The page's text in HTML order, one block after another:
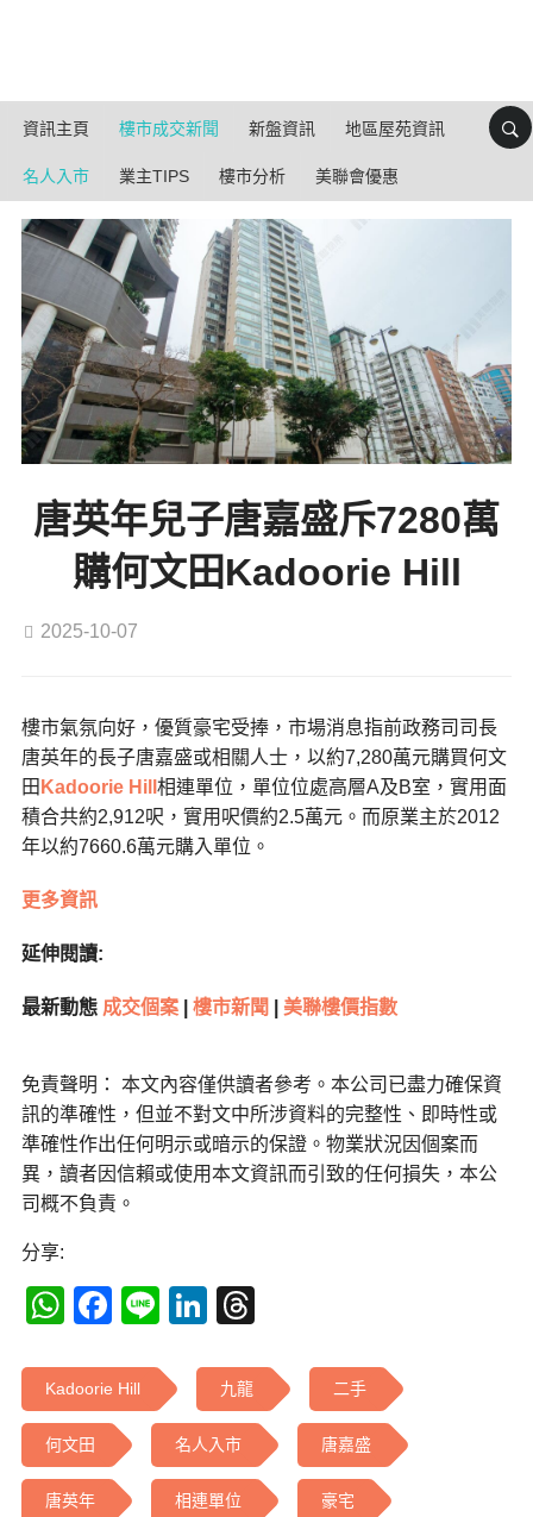
資訊主頁 樓市成交新聞 新盤資訊 地區屋苑資訊
名人入市 業主TIPS 樓市分析 美聯會優惠
唐英年兒子唐嘉盛斥7280萬
購何文田Kadoorie Hill
2025-10-07
樓市氣氛向好，優質豪宅受捧，市場消息指前政務司司長
唐英年的長子唐嘉盛或相關人士，以約7,280萬元購買何文
田 Kadoorie Hill 相連單位，單位位處高層A及B室，實用面
積合共約2,912呎，實用呎價約2.5萬元。而原業主於2012
年以約7660.6萬元購入單位。
更多資訊
延伸閱讀:
最新動態 成交個案 樓市新聞 美聯樓價指數
免責聲明： 本文內容僅供讀者參考。本公司已盡力確保資
訊的準確性，但並不對文中所涉資料的完整性、即時性或
準確性作出任何明示或暗示的保證。物業狀況因個案而
異，讀者因信賴或使用本文資訊而引致的任何損失，本公
司概不負責。
分享:
WhatsApp
Facebook
LineLinkedIn
Kadoorie Hill 九龍 二手
何文田 名人入市 唐嘉盛
唐英年 相連單位 豪宅